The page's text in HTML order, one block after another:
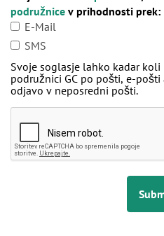
podružnice v prihodnosti prek:
E-Mail
SMS
Svoje soglasje lahko kadar
podružnici GC po pošti, e-
odjavo v neposredni pošti.